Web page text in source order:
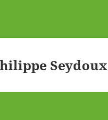
Seydoux